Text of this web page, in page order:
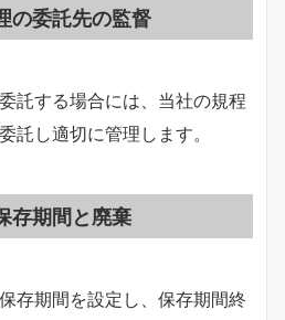
の委託先の監督
託する場合には、当社の規程
託し適切に管理します。
存期間と廃棄
存期間を設定し、保存期間終